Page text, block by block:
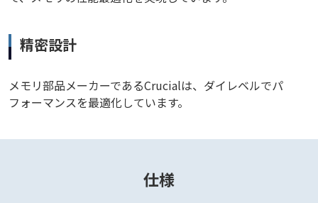
精密設計
メモリ部品メーカーであるCrucialは、ダイレベルでパ
フォーマンスを最適化しています。
仕様